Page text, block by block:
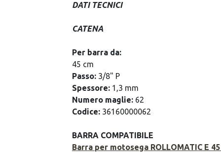
DATI TECNICI
CATENA
Per barra da:
45 cm
Passo: 3/8" P
Spessore: 1,3 mm
Numero maglie: 62
Codice: 36160000062
BARRA COMPATIBILE
Barra per motosega ROLLOMATIC E